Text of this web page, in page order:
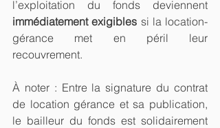
immédiatement exigibles si la location-
gérance met en péril leur
recouvrement.
À noter : Entre la signature du contrat
de location gérance et sa publication,
le bailleur du fonds est solidairement